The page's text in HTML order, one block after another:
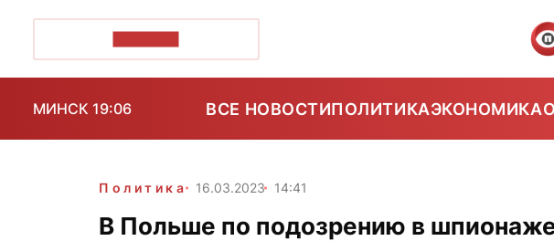
МИНСК 19:06 ВСЕ НОВОСТИПОЛИТИКАЭКОНОМИКА
Политика 16.03.2023 14:41
В Польше по подозрению в